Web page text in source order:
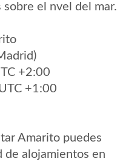
el nvel del mar.
+2:00
+1:00
Amarito puedes
de alojamientos en